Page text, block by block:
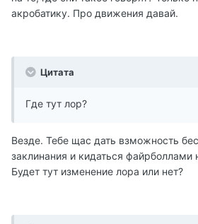
акробатику. Про движения давай.
Цитата
Где тут лор?
Везде. Тебе щас дать взможность
заклинания и кидаться файрболлами
Будет тут изменение лора или нет?